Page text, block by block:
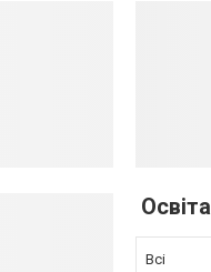
Освіта
Всі